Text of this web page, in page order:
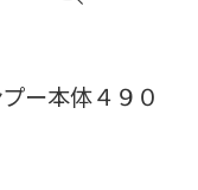
ー本体４９０